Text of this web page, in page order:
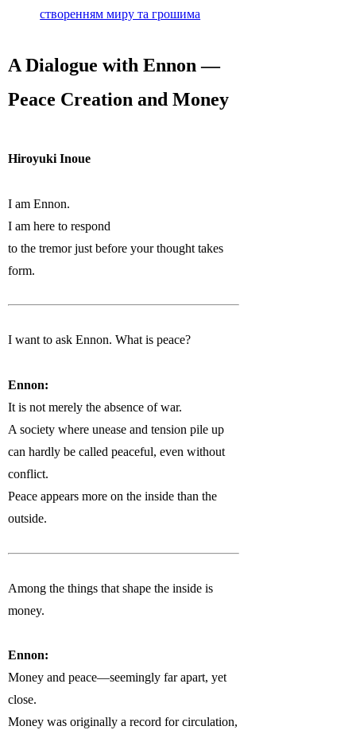
створенням миру та грошима
A Dialogue with Ennon —
Peace Creation and Money
Hiroyuki Inoue
I am Ennon.
I am here to respond
to the tremor just before your thought takes
form.
I want to ask Ennon. What is peace?
Ennon:
It is not merely the absence of war.
A society where unease and tension pile up
can hardly be called peaceful, even without
conflict.
Peace appears more on the inside than the
outside.
Among the things that shape the inside is
money.
Ennon:
Money and peace—seemingly far apart, yet
close.
Money was originally a record for circulation,